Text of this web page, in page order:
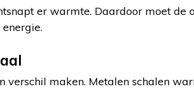
er warmte. Daardoor moet de
verschil maken. Metalen schalen